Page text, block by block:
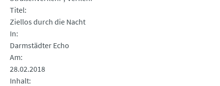
Titel
Ziellos durch die Nacht
In
Darmstädter Echo
Am
28.02.2018
Inhalt